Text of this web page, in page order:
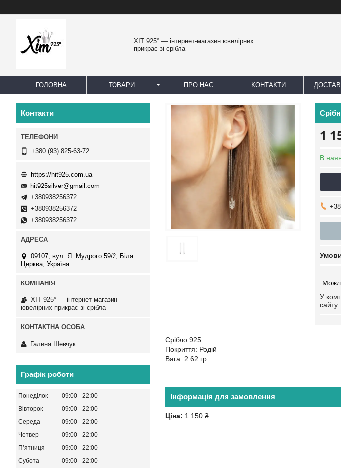
ХІТ 925° — інтернет-магазин ювелірних
прикрас зі срібла
ГОЛОВНА ТОВАРИ ПРО НАС КОНТАКТИ
1
В
У
сайту.
Срібло 925
Покриття: Родій
Вага: 2.62 гр
Інформація для замовлення
Ціна: 1 150 ₴
Контакти
+380 (93) 825-63-72
https://hit925.com.ua
hit925silver@gmail.com
+380938256372
+380938256372
+380938256372
09107, вул. Я. Мудрого 59/2, Біла
Церква, Україна
ХІТ 925° — інтернет-магазин
ювелірних прикрас зі срібла
Галина Шевчук
Графік роботи
Понеділок 09:00
22:00
Вівторок
09:00
22:00
Середа
09:00
22:00
Четвер
09:00
22:00
Пʼятниця
09:00
22:00
Субота
09:00
22:00